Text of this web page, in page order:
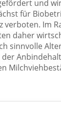
und
für
verboten. Im
daher
sinnvolle